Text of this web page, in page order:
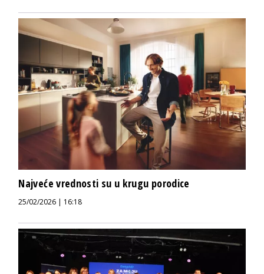
Najveće vrednosti su u krugu porodice
25/02/2026 | 16:18